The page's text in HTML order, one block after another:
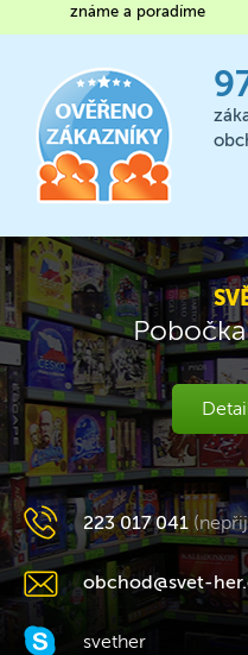
známe a poradíme
223 017 041
obchod@svet-
svether